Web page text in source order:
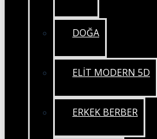
DOĞA
ELİT MODERN 5D
ERKEK BERBER